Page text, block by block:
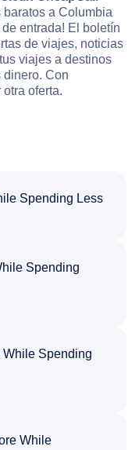
a Columbia
entrada! El boletín
de viajes, noticias
viajes a destinos
dinero. Con
oferta.
Spending Less
Spending
While Spending
While